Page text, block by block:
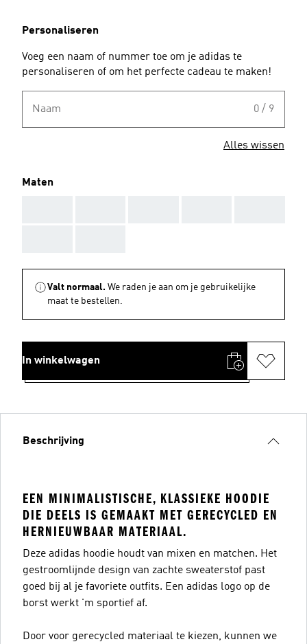
Personaliseren
Voeg een naam of nummer toe om je adidas te
personaliseren of om het perfecte cadeau te maken!
Naam 0 / 9
Alles wissen
Maten
Valt normaal. We raden je aan om je gebruikelijke
maat te bestellen.
In winkelwagen
Beschrijving
EEN MINIMALISTISCHE, KLASSIEKE HOODIE
DIE DEELS IS GEMAAKT MET GERECYCLED EN
HERNIEUWBAAR MATERIAAL.
Deze adidas hoodie houdt van mixen en matchen. Het
gestroomlijnde design van zachte sweaterstof past
goed bij al je favoriete outfits. Een adidas logo op de
borst werkt 'm sportief af.
Door voor gerecycled materiaal te kiezen, kunnen we